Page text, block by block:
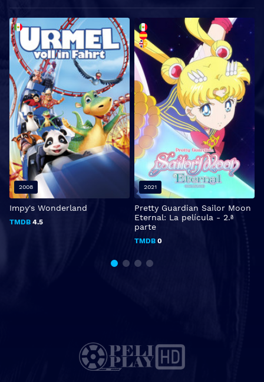
Impy's Wonderland
TMDB 4.5
2008
Pretty Guardian Sailor Moon
Eternal: La película - 2.ª
parte
TMDB 0
2021